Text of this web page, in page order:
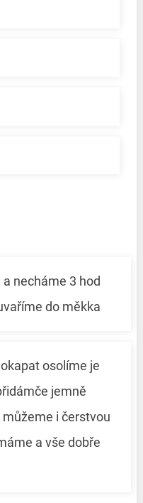
necháme 3 hod
do měkka
osolíme je
jemně
i čerstvou
a vše dobře